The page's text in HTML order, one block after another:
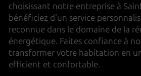
choisissant notre entreprise à
bénéficiez d'un service
reconnue dans le domaine de la
énergétique. Faites confiance à
transformer votre habitation en
efficient et confortable.